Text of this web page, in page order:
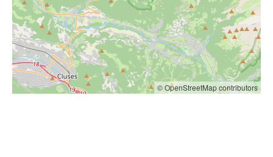
© OpenStreetMap contributors